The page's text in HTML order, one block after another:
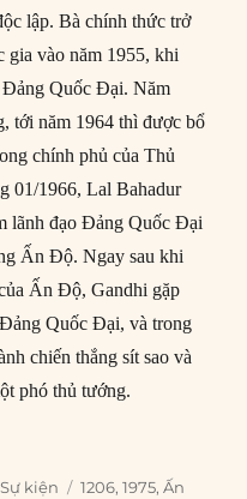
lập. Bà chính thức trở
gia vào năm 1955, khi
Đảng Quốc Đại. Năm
tới năm 1964 thì được bổ
chính phủ của Thủ
01/1966, Lal Bahadur
lãnh đạo Đảng Quốc Đại
Ấn Độ. Ngay sau khi
Ấn Độ, Gandhi gặp
Quốc Đại, và trong
chiến thắng sít sao và
phó thủ tướng.
Gandhi bị kết tội gian lận
Categories
Sự kiện Tags
1206,1975,Ấn